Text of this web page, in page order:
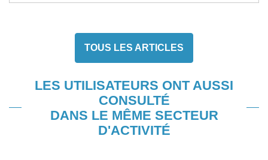
TOUS LES ARTICLES
LES UTILISATEURS ONT AUSSI
CONSULTÉ
DANS LE MÊME SECTEUR
D'ACTIVITÉ